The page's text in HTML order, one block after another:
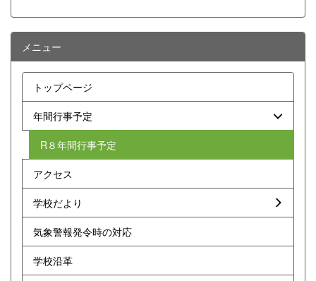
メニュー
トップページ
年間行事予定
R８年間行事予定
アクセス
学校だより
気象警報発令時の対応
学校沿革